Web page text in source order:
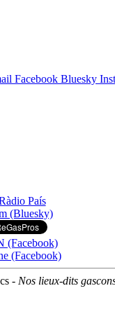
País
(Bluesky)
(Facebook)
(Facebook)
- Nos lieux-dits